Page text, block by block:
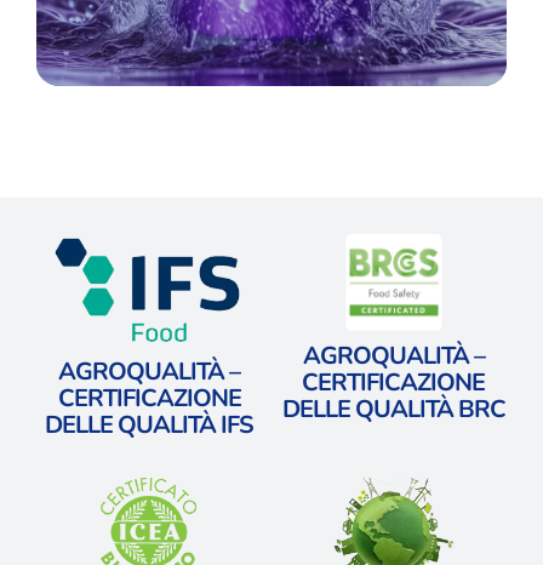
AGROQUALITÀ –
CERTIFICAZIONE
DELLE QUALITÀ IFS
AGROQUALITÀ –
CERTIFICAZIONE
DELLE QUALITÀ BRC